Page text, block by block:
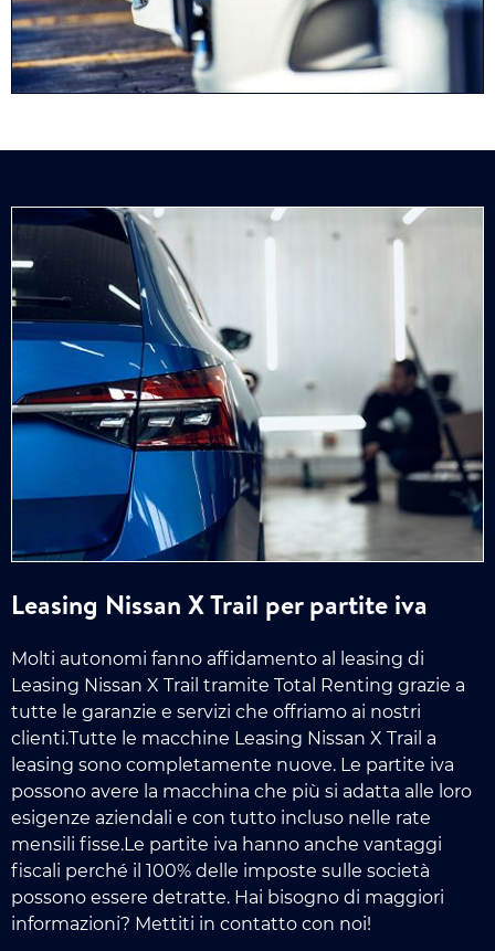
Leasing Nissan X Trail per partite iva
Molti autonomi fanno affidamento al leasing di
Leasing Nissan X Trail tramite Total Renting grazie a
tutte le garanzie e servizi che offriamo ai nostri
clienti.Tutte le macchine Leasing Nissan X Trail a
leasing sono completamente nuove. Le partite iva
possono avere la macchina che più si adatta alle loro
esigenze aziendali e con tutto incluso nelle rate
mensili fisse.Le partite iva hanno anche vantaggi
fiscali perché il 100% delle imposte sulle società
possono essere detratte. Hai bisogno di maggiori
informazioni? Mettiti in contatto con noi!